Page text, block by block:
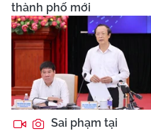
thành phố mới
Sai phạm tại